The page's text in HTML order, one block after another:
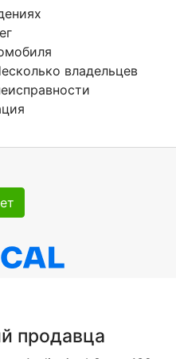
владельцев
продавца